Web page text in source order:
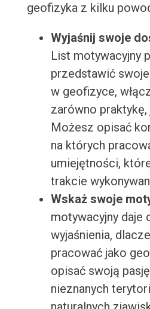
geofizyka z kilku
Wyjaśnij swoje
List motywacyjny
przedstawić
w geofizyce,
zarówno praktykę,
Możesz opisać
na których
umiejętności,
trakcie
Wskaż swoje
motywacyjny daje
wyjaśnienia,
pracować jako
opisać swoją
nieznanych